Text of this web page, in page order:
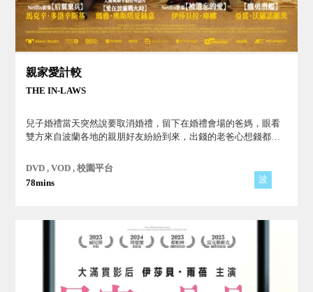
親家愛計較
THE IN-LAWS
兒子婚禮當天突然說要取消婚禮，留下在婚禮會場的爸媽，眼看
雙方來自波蘭各地的親朋好友紛紛到來，出錢的老爸心想錢都付
DVD , VOD , 校園平台
78mins
波